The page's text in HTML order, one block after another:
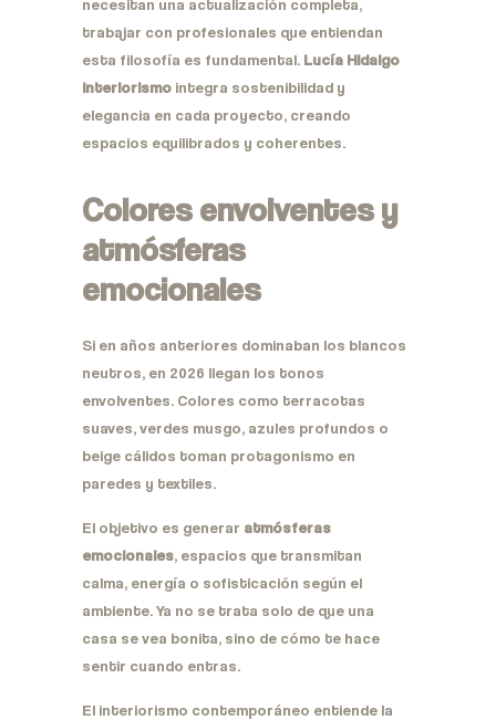
necesitan una actualización completa,
trabajar con profesionales que entiendan
esta filosofía es fundamental. Lucía Hidalgo
Interiorismo integra sostenibilidad y
elegancia en cada proyecto, creando
espacios equilibrados y coherentes.
Colores envolventes y
atmósferas
emocionales
Si en años anteriores dominaban los blancos
neutros, en 2026 llegan los tonos
envolventes. Colores como terracotas
suaves, verdes musgo, azules profundos o
beige cálidos toman protagonismo en
paredes y textiles.
El objetivo es generar atmósferas
emocionales, espacios que transmitan
calma, energía o sofisticación según el
ambiente. Ya no se trata solo de que una
casa se vea bonita, sino de cómo te hace
sentir cuando entras.
El interiorismo contemporáneo entiende la